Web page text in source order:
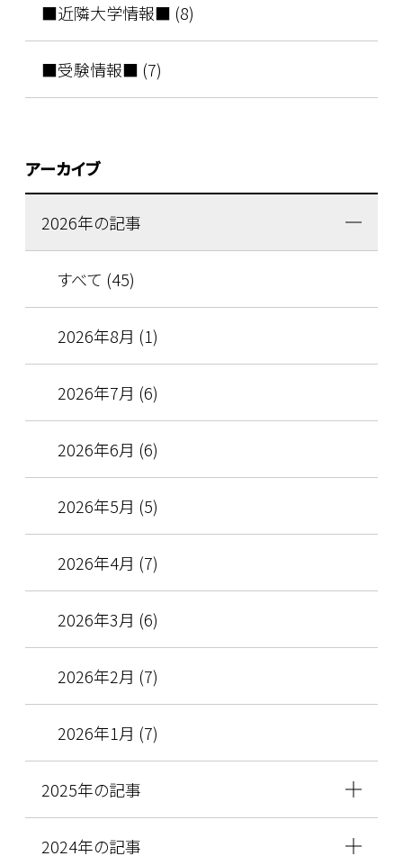
■近隣大学情報■ (8)
■受験情報■ (7)
アーカイブ
2026年の記事
すべて (45)
2026年8月 (1)
2026年7月 (6)
2026年6月 (6)
2026年5月 (5)
2026年4月 (7)
2026年3月 (6)
2026年2月 (7)
2026年1月 (7)
2025年の記事
2024年の記事